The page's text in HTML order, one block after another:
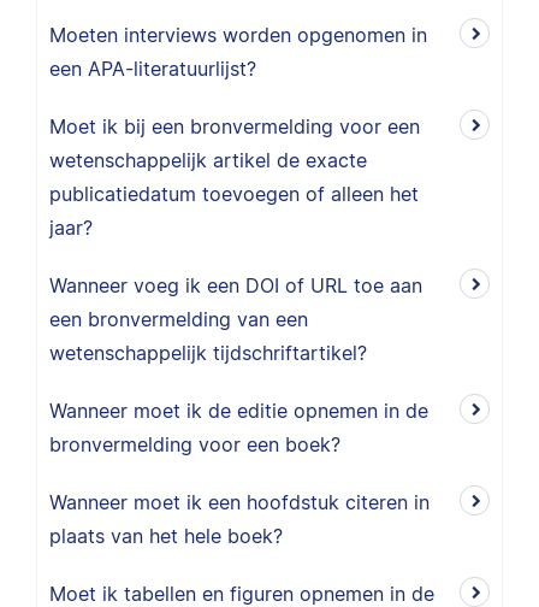
Moeten interviews worden opgenomen in
een APA-literatuurlijst?
Moet ik bij een bronvermelding voor een
wetenschappelijk artikel de exacte
publicatiedatum toevoegen of alleen het
jaar?
Wanneer voeg ik een DOI of URL toe aan
een bronvermelding van een
wetenschappelijk tijdschriftartikel?
Wanneer moet ik de editie opnemen in de
bronvermelding voor een boek?
Wanneer moet ik een hoofdstuk citeren in
plaats van het hele boek?
Moet ik tabellen en figuren opnemen in de